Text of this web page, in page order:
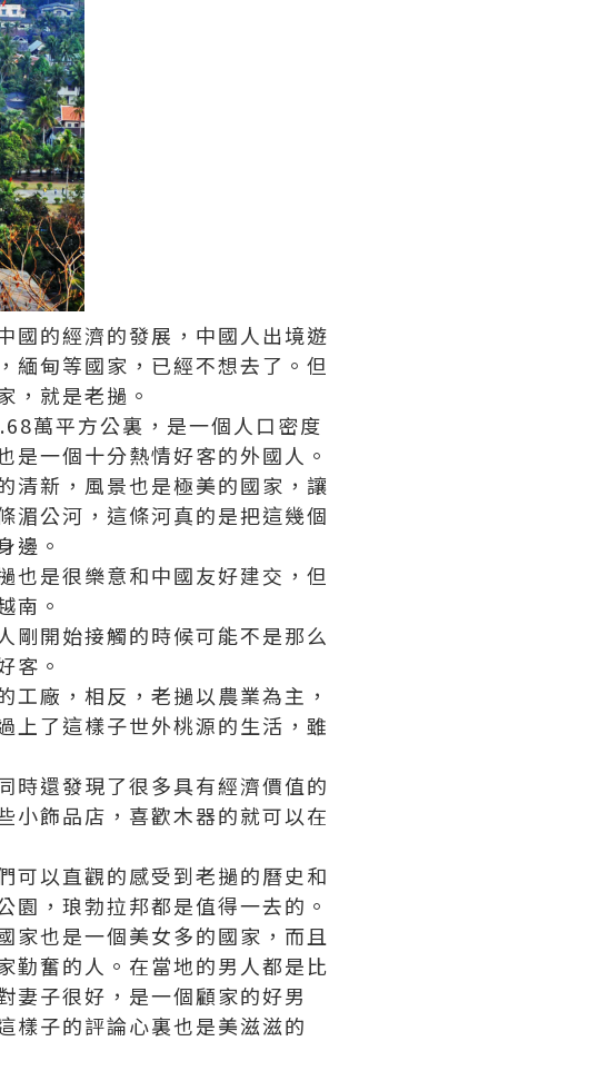
國的經濟的發展，中國人出境遊
緬甸等國家，已經不想去了。但
，就是老撾。
萬平方公裏，是一個人口密度
是一個十分熱情好客的外國人。
清新，風景也是極美的國家，讓
湄公河，這條河真的是把這幾個
邊。
也是很樂意和中國友好建交，但
南。
剛開始接觸的時候可能不是那么
客。
廠，相反，老撾以農業為主，
上了這樣子世外桃源的生活，雖
時還發現了很多具有經濟價值的
小飾品店，喜歡木器的就可以在
可以直觀的感受到老撾的曆史和
，琅勃拉邦都是值得一去的。
家也是一個美女多的國家，而且
勤奮的人。在當地的男人都是比
妻子很好，是一個顧家的好男
樣子的評論心裏也是美滋滋的